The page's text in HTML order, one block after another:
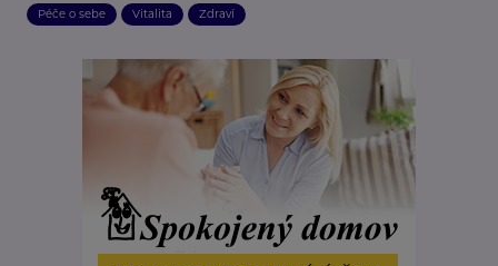
Péče o sebe Vitalita Zdraví